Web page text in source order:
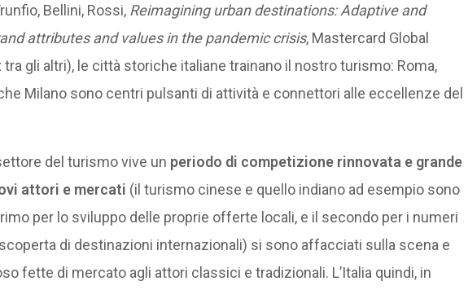
Bellini, Rossi, Reimagining urban destinations: Adaptive and
attributes and values in the pandemic crisis, Mastercard Global
gli altri), le città storiche italiane trainano il nostro turismo: Roma,
Milano sono centri pulsanti di attività e connettori alle eccellenze del
del turismo vive un periodo di competizione rinnovata e grande
attori e mercati (il turismo cinese e quello indiano ad esempio sono
per lo sviluppo delle proprie offerte locali, e il secondo per i numeri
di destinazioni internazionali) si sono affacciati sulla scena e
fette di mercato agli attori classici e tradizionali. L’Italia quindi, in